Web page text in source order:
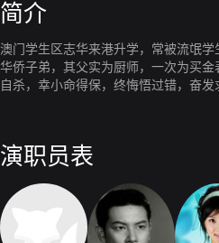
简介
澳门学生区志华来港升学，常被流氓
华侨子弟，其父实为厨师，一次为买
自杀，幸小命得保，终悔悟过错，奋发
演职员表